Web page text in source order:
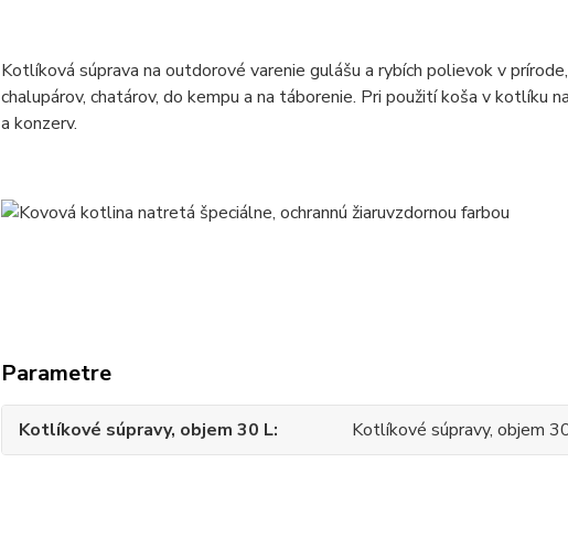
Kotlíková súprava na outdorové varenie gulášu a rybích polievok v
chalupárov, chatárov, do kempu a na táborenie. Pri použití koša v kotlíku
a konzerv.
Parametre
Kotlíkové súpravy, objem 30 L Kotlíkové súpravy, objem